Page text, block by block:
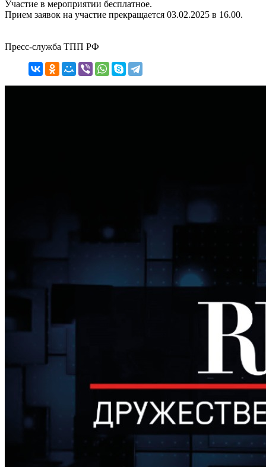
Участие в мероприятии бесплатное.
Прием заявок на участие прекращается 03.02.2025 в 16.00.
Пресс-служба ТПП РФ